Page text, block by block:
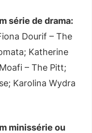
série de drama:
Dourif – The
Katherine
– The Pitt;
Karolina Wydra
minissérie ou